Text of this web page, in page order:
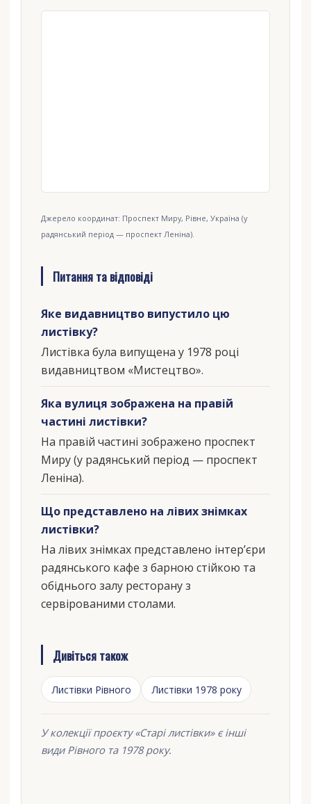
Джерело координат: Проспект Миру, Рівне, Україна (у
радянський період — проспект Леніна).
Питання та відповіді
Яке видавництво випустило цю
листівку?
Листівка була випущена у 1978 році
видавництвом «Мистецтво».
Яка вулиця зображена на правій
частині листівки?
На правій частині зображено проспект
Миру (у радянський період — проспект
Леніна).
Що представлено на лівих знімках
листівки?
На лівих знімках представлено інтер’єри
радянського кафе з барною стійкою та
обіднього залу ресторану з
сервірованими столами.
Дивіться також
Листівки Рівного Листівки 1978 року
У колекції проєкту «Старі листівки» є інші
види Рівного та 1978 року.